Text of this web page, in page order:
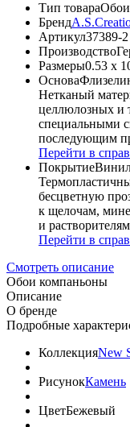
Тип товараОбои
Бренд
Артикул37389-2
Производство
Размеры0.53 x
Основа
Нетканый
целлюлозных и
специальными
последующим
Перейти в
Покрытие
бесцветную
к щелочам,
и
Перейти в
Смотреть описание
Обои компаньоны
Описание
О бренде
Подробные
КоллекцияNew
РисунокКамень
ЦветБежевый